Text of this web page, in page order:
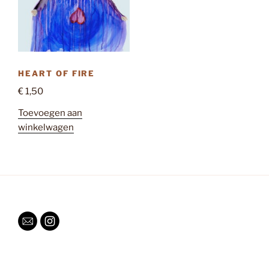
HEART OF FIRE
€1,50
Toevoegen aan
winkelwagen